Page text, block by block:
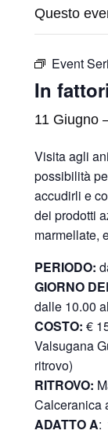
Questo
Event
In
11 Giugno
Visita agli
possibilità
accudirli e
dei prodotti
marmellate,
PERIODO:
GIORNO
dalle 10.00
COSTO: €
Valsugana
ritrovo)
RITROVO:
Calceranica
ADATTO A: